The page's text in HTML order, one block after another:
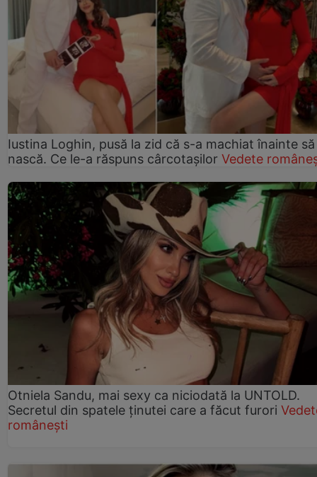
Iustina Loghin, pusă la zid că s-a machiat înainte să
nască. Ce le-a răspuns cârcotașilor Vedete
Otniela Sandu, mai sexy ca niciodată la UNTOLD.
Secretul din spatele ținutei care a făcut furori
românești